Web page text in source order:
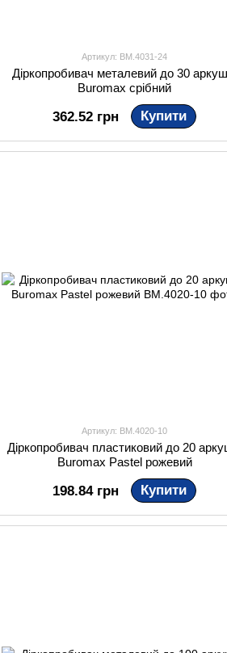
Артикул: BM.4031-24
Діркопробивач металевий до 30
Buromax срібний
362.52 грн Купити
Артикул: BM.4020-10
Діркопробивач пластиковий до 20
Buromax Pastel рожевий
198.84 грн Купити